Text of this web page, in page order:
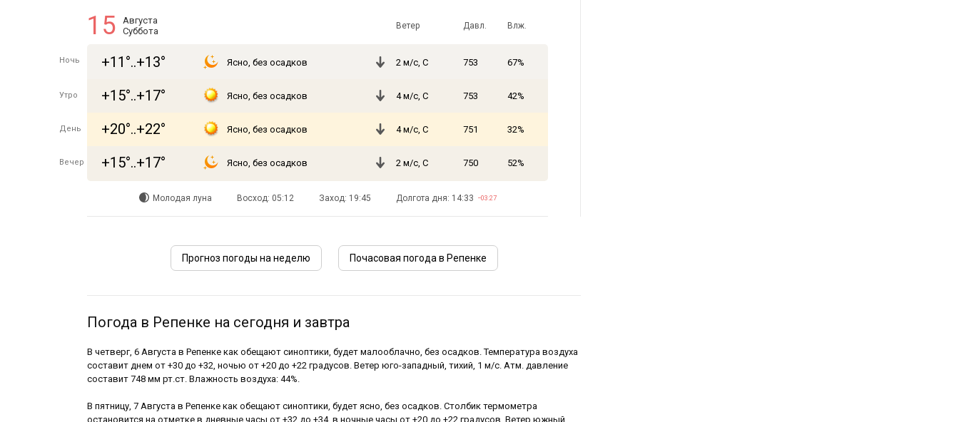
15
Августа
Суббота
Ветер Давл. Влж.
Ночь +11°..+13° Ясно, без осадков 2 м/с, С 753 67%
Утро +15°..+17° Ясно, без осадков 4 м/с, С 753 42%
День +20°..+22° Ясно, без осадков 4 м/с, С 751 32%
Вечер +15°..+17° Ясно, без осадков 2 м/с, С 750 52%
Молодая луна Восход: 05:12 Заход: 19:45 Долгота дня: 14:33 −03:27
Прогноз погоды на неделю Почасовая погода в Репенке
Погода в Репенке на сегодня и завтра
В четверг, 6 Августа в Репенке как обещают синоптики, будет малооблачно, без осадков. Температура воздуха
составит днем от +30 до +32, ночью от +20 до +22 градусов. Ветер юго-западный, тихий, 1 м/с. Атм. давление
составит 748 мм рт.ст. Влажность воздуха: 44%.
В пятницу, 7 Августа в Репенке как обещают синоптики, будет ясно, без осадков. Столбик термометра
остановится на отметке в дневные часы от +32 до +34, в ночные часы от +20 до +22 градусов. Ветер южный,